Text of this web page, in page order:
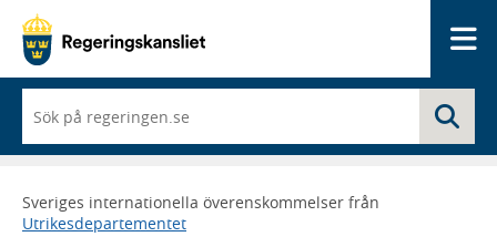
du
börjar
skriva
framträder
en
Sveriges internationella överenskommelser från
Utrikesdepartementet